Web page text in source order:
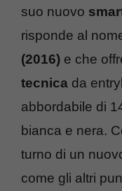
suo nuovo
risponde al
(2016) e che
tecnica da
abbordabile di
bianca e nera.
turno di un
come gli altri